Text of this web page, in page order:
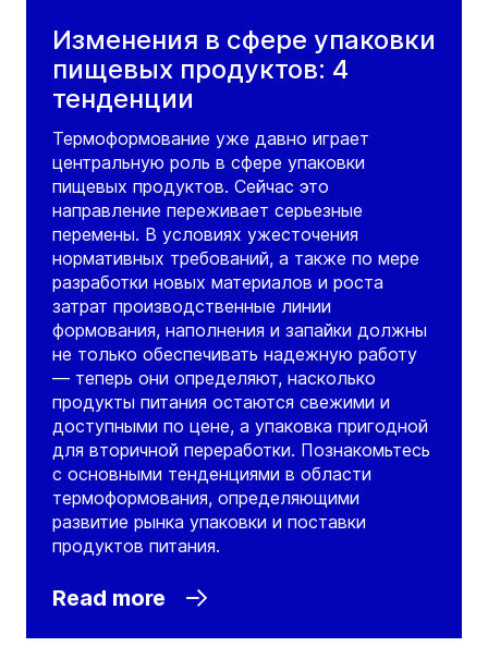
Изменения в сфере упаковки
пищевых продуктов: 4
тенденции
Термоформование уже давно играет
центральную роль в сфере упаковки
пищевых продуктов. Сейчас это
направление переживает серьезные
перемены. В условиях ужесточения
нормативных требований, а также по мере
разработки новых материалов и роста
затрат производственные линии
формования, наполнения и запайки должны
не только обеспечивать надежную работу
— теперь они определяют, насколько
продукты питания остаются свежими и
доступными по цене, а упаковка пригодной
для вторичной переработки. Познакомьтесь
с основными тенденциями в области
термоформования, определяющими
развитие рынка упаковки и поставки
продуктов питания.
Read more